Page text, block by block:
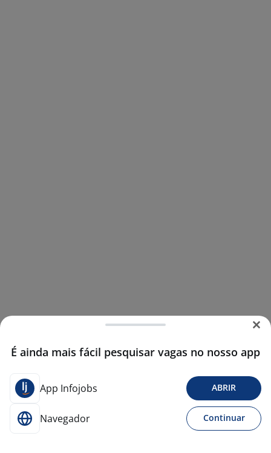
É ainda mais fácil pesquisar vagas no nosso app
App Infojobs ABRIR
Navegador Continuar